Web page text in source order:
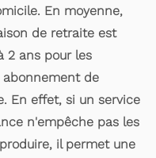
En moyenne,
de retraite est
2 ans pour les
abonnement de
En effet, si un service
n'empêche pas les
il permet une